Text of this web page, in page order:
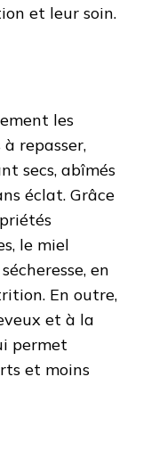
et leur soin.
les
repasser,
secs, abîmés
éclat. Grâce
le miel
en
En outre,
et à la
permet
et moins